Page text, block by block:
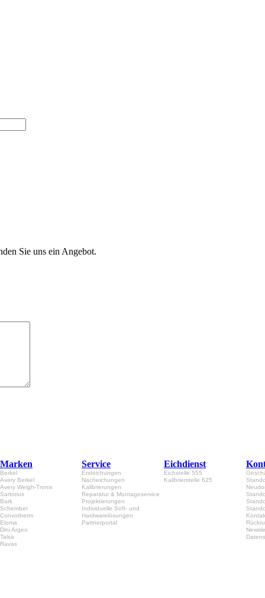
Sie uns ein Angebot.
Marken
Berkel
Avery Berkel
Avery Weigh-Tronix
Sartorius
Bark
Schember
Convotherm
Eloma
Dini Argeo
Talsa
Ravas
Service
Ersteichungen
Nacheichungen
Kalibrierungen
Reparatur & Montageservice
Projektierungen
Individuelle Soft- und
Hardwarelösungen
Partnerportal
Eichdienst
Eichstelle 555
Kalibrierstelle 625